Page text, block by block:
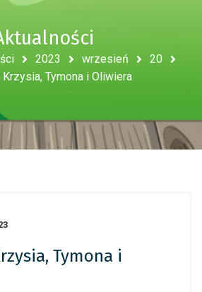
2023 wrzesień
20
Tymona i Oliwiera
Tymona i